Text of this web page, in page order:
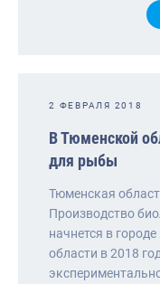
2 ФЕВРАЛЯ 2018
В Тюменской
для рыбы
Тюменская
Производство
начнется в
области в 2018